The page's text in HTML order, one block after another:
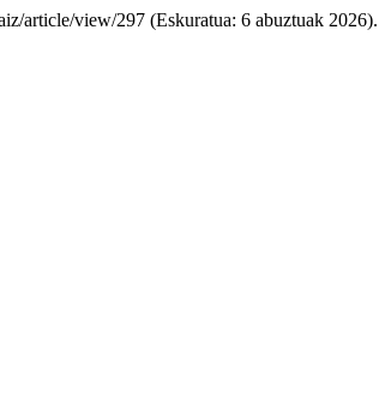
article/view/297 (Eskuratua: 6 abuztuak 2026).